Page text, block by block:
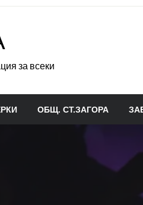
за всеки
ОБЩ. СТ.ЗАГОРА